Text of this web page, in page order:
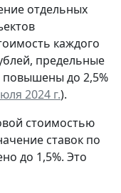
отдельных
каждого
предельные
повышены до 2,5%
2024 г.).
стоимостью
ставок по
до 1,5%. Это